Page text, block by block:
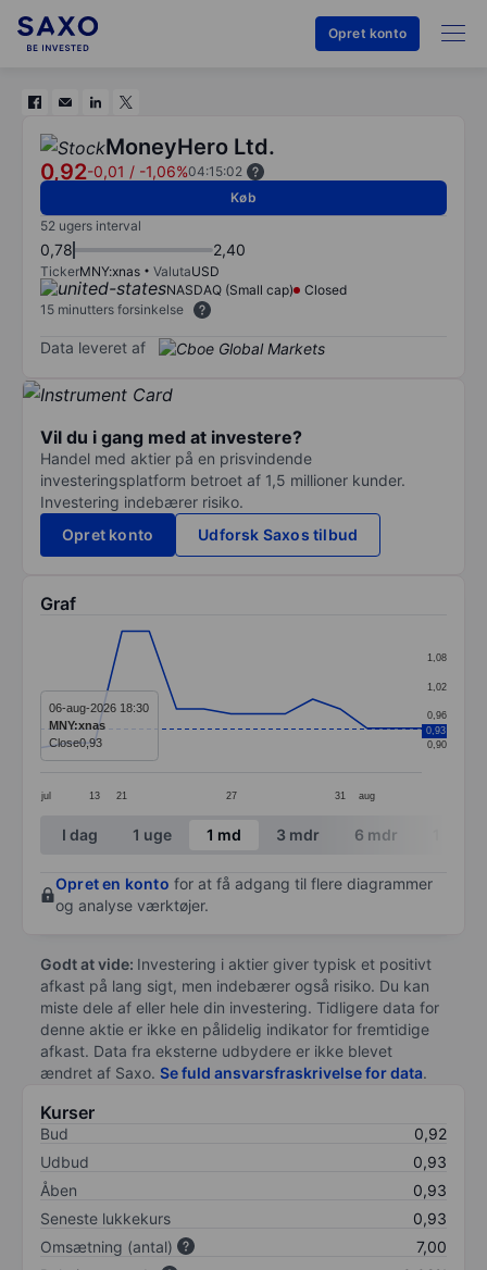
Opret konto
MoneyHero Ltd.
0,92-0,01 / -1,06%04:15:02
Køb
52 ugers interval
0,78 2,40
TickerMNY:xnas ValutaUSD
NASDAQ (Small cap)
Closed
15 minutters forsinkelse
Data leveret af
Vil du i gang med at investere?
Handel med aktier på en prisvindende
investeringsplatform betroet af 1,5 millioner kunder.
Investering indebærer risiko.
Opret konto
Udforsk Saxos tilbud
Graf
Line chart with 15 data points.
The chart has 1 X axis displaying categories.
The chart has 1 Y axis displaying values. Data ranges
jul 13 21 27 31 aug
0,90
0,96
1,02
1,08
0,93
06-aug-2026 18:30
MNY:xnas
Close0,93
End of interactive chart.
I dag 1 uge 1 md 3 mdr 6 mdr
Opret en konto for at få adgang til flere diagrammer
og analyse værktøjer.
Godt at vide: Investering i aktier giver typisk et positivt
afkast på lang sigt, men indebærer også risiko. Du kan
miste dele af eller hele din investering. Tidligere data for
denne aktie er ikke en pålidelig indikator for fremtidige
afkast. Data fra eksterne udbydere er ikke blevet
ændret af Saxo. Se fuld ansvarsfraskrivelse for data.
Kurser
Bud
0,92
Udbud
0,93
Åben
0,93
Seneste lukkekurs
0,93
Omsætning (antal)
7,00